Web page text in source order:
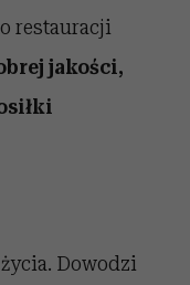
restauracji
jakości,
Dowodzi